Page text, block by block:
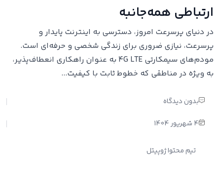
ارتباطی همه‌جانبه
در دنیای پرسرعت امروز، دسترسی به اینترنت پایدار و
پرسرعت، نیازی ضروری برای زندگی شخصی و حرفه‌ای است.
مودم‌های سیمکارتی 4G LTE به عنوان راهکاری انعطاف‌پذیر،
به ویژه در مناطقی که خطوط ثابت با کیفیت...
بدون دیدگاه
4 شهریور 1404
تیم محتوا ژوپیتل